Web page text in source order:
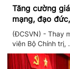
Tăng cường
mạng, đạo
thống giáo
(ĐCSVN) - Thay
viên Bộ Chính trị,